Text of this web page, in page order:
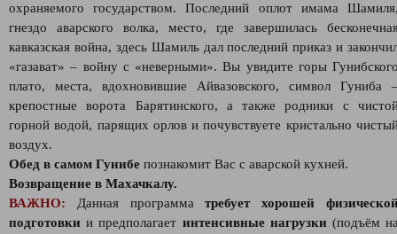
охраняемого государством. Последний оплот имама
гнездо аварского волка, место, где завершилась
кавказская война, здесь Шамиль дал последний приказ и
«газават» – войну с «неверными». Вы увидите горы
плато, места, вдохновившие Айвазовского, символ Гуниба
крепостные ворота Барятинского, а также родники с
горной водой, парящих орлов и почувствуете кристально
воздух.
Обед в самом Гунибе познакомит Вас с аварской кухней.
Возвращение в Махачкалу.
ВАЖНО: Данная программатребует хорошей
подготовки и предполагает интенсивные нагрузки (подъём